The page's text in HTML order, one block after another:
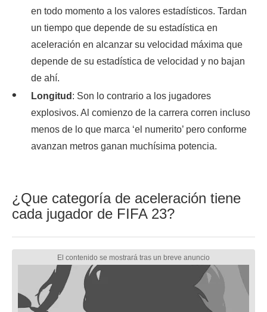
en todo momento a los valores estadísticos. Tardan
un tiempo que depende de su estadística en
aceleración en alcanzar su velocidad máxima que
depende de su estadística de velocidad y no bajan
de ahí.
Longitud : Son lo contrario a los jugadores
explosivos. Al comienzo de la carrera corren incluso
menos de lo que marca ‘el numerito’ pero conforme
avanzan metros ganan muchísima potencia.
¿Que categoría de aceleración tiene
cada jugador de FIFA 23?